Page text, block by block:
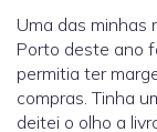
Uma das minhas
Porto deste ano
permitia ter
compras. Tinha
deitei o olho a